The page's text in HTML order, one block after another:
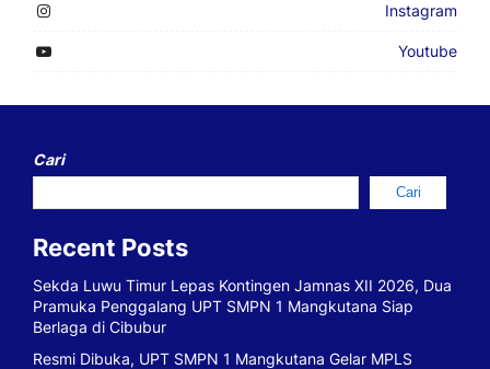
Instagram
Youtube
Cari
Cari
Recent Posts
Sekda Luwu Timur Lepas Kontingen Jamnas XII 2026, Dua
Pramuka Penggalang UPT SMPN 1 Mangkutana Siap
Berlaga di Cibubur
Resmi Dibuka, UPT SMPN 1 Mangkutana Gelar MPLS